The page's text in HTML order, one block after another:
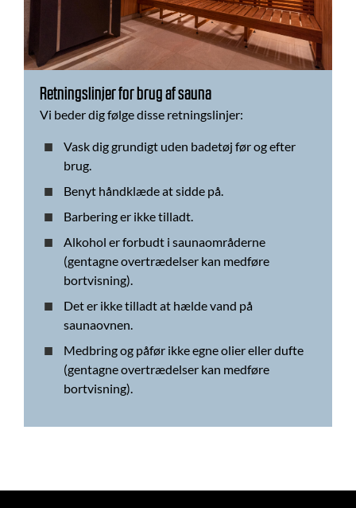
Retningslinjer for brug af sauna
Vi beder dig følge disse retningslinjer:
Vask dig grundigt uden badetøj før og efter
brug.
Benyt håndklæde at sidde på.
Barbering er ikke tilladt.
Alkohol er forbudt i saunaområderne
(gentagne overtrædelser kan medføre
bortvisning).
Det er ikke tilladt at hælde vand på
saunaovnen.
Medbring og påfør ikke egne olier eller dufte
(gentagne overtrædelser kan medføre
bortvisning).